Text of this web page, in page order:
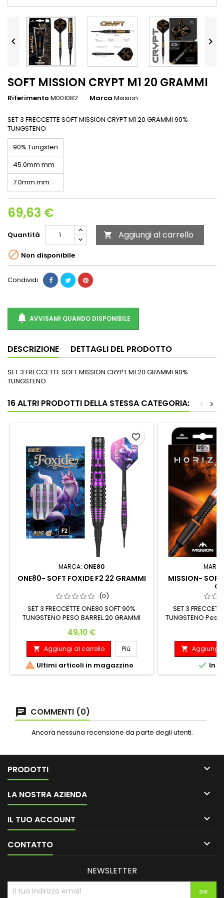
 
SOFT MISSION CRYPT M1 20 GRAMMI
Riferimento M001082 Marca Mission
SET 3 FRECCETTE SOFT MISSION CRYPT M1 20 GRAMMI 90%
TUNGSTENO
90% Tungsten
45.0mm mm
7.0mm mm
69,63 €
Quantità  Aggiungi al carrello
 Non disponibile
Condividi
 AVVISAMI QUANDO DISPONIBILE
DESCRIZIONE DETTAGLI DEL PRODOTTO
SET 3 FRECCETTE SOFT MISSION CRYPT M1 20 GRAMMI 90%
TUNGSTENO
16 ALTRI PRODOTTI DELLA STESSA CATEGORIA: >
<
MARCA: ONE80
ONE80- SOFT FOXIDE F2 22 GRAMMI
(0)
SET 3 FRECCETTE ONE80 SOFT 90%
TUNGSTENO PESO BARREL 20 GRAMMI
freccette 20 Larghezza del barrel (MM)
7.7 Lunghezza del barrel (MM) 41
Prezzo
49,10 €
 Aggiungi al carrello Più
 Ultimi articoli in magazzino
favorite_border
MISSION-
SET 3
TUNGSTENO
 Aggiungi
 In
COMMENTI (0)
Ancora nessuna recensione da parte degli utenti.
PRODOTTI 
LA NOSTRA AZIENDA 
IL TUO ACCOUNT 
CONTATTO 
NEWSLETTER